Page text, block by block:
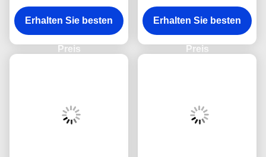
Solarpanel-Schienen
und Halterungen
Erhalten Sie besten
Preis
Erhalten Sie besten
Preis